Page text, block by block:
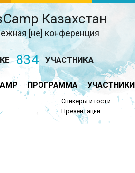
Казахстан
[не] конференция
834 УЧАСТНИКА
ПРОГРАММА УЧАСТНИКИ
Спикеры и гости
Презентации